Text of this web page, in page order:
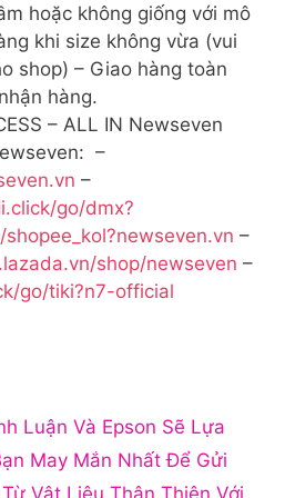
hoặc không giống với mô
khi size không vừa (vui
shop) – Giao hàng toàn
hàng.
– ALL IN Newseven
–
–
go/dmx?
–
shop/newseven –
go/tiki?n7-official
Luận Và Epson Sẽ Lựa
May Mắn Nhất Để Gửi
Vật Liệu Thân Thiện Với